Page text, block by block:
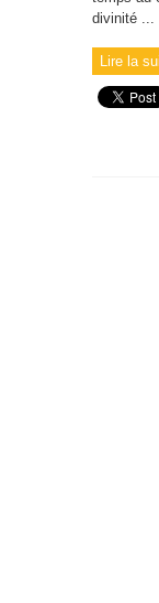
divinité ...
Lire la